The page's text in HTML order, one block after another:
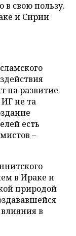
в свою пользу.
и Сирии
на развитие
не та
есть
–
в Ираке и
природой
в